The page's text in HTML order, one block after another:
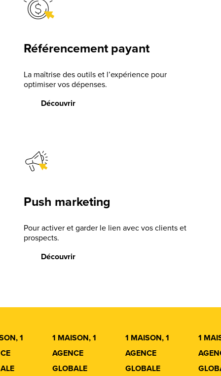
Référencement payant
La maîtrise des outils et l’expérience pour
optimiser vos dépenses.
Découvrir
Push marketing
Pour activer et garder le lien avec vos clients et
prospects.
Découvrir
1
1 MAISON, 1
AGENCE
GLOBALE
1 MAISON, 1
AGENCE
GLOBALE
1